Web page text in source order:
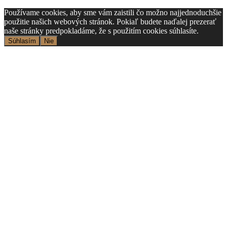
Používame cookies, aby sme vám zaistili čo možno najjednoduchšie
použitie našich webových stránok. Pokiaľ budete naďalej prezerať
naše stránky predpokladáme, že s použitím cookies súhlasíte.
Súhlasím Nie